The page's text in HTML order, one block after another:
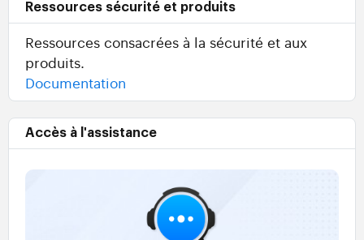
Ressources sécurité et produits
Ressources consacrées à la sécurité et aux
produits.
Documentation
Accès à l'assistance